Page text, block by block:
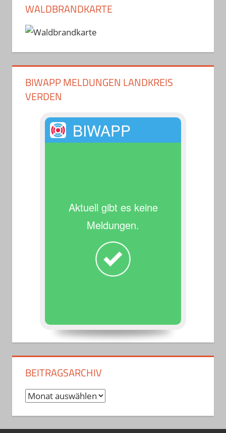
WALDBRANDKARTE
BIWAPP MELDUNGEN LANDKREIS
VERDEN
BIWAPP
Aktuell gibt es keine
Meldungen.
BEITRAGSARCHIV
Beitragsarchiv